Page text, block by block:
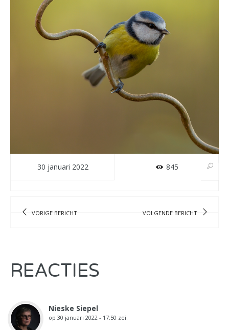
30 januari 2022 845
VORIGE BERICHT VOLGENDE BERICHT
REACTIES
Nieske Siepel
op 30 januari 2022 - 17:50 zei: